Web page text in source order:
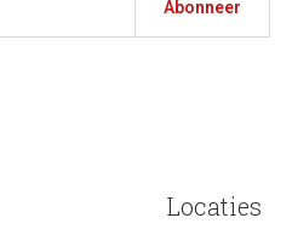
Abonneer
Locaties